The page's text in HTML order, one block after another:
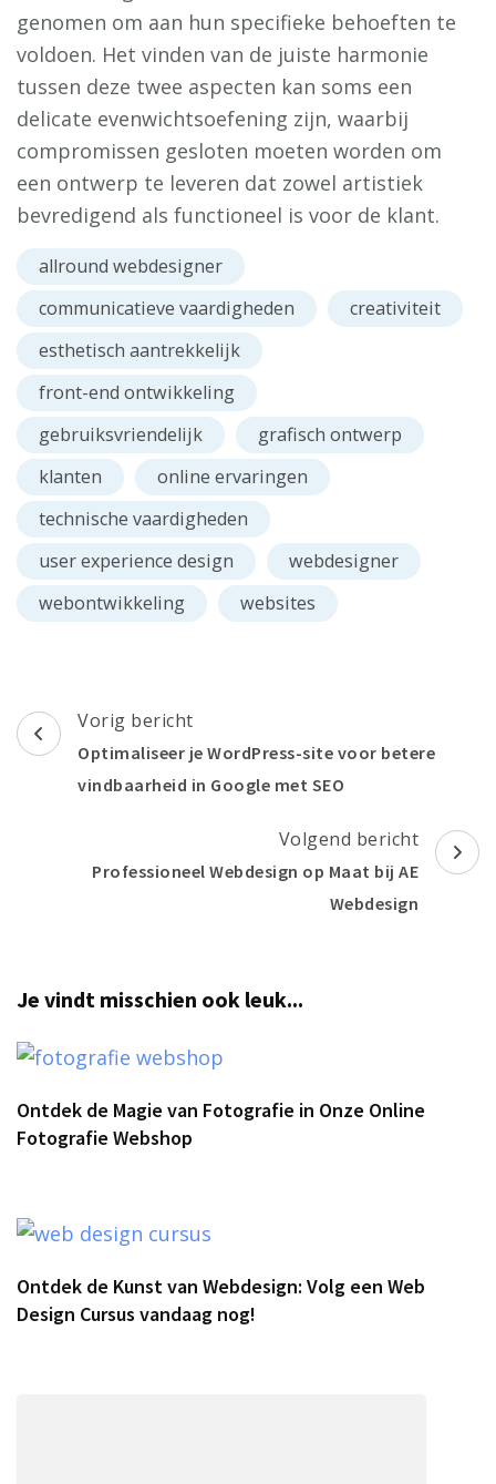
genomen om aan hun specifieke behoeften te
voldoen. Het vinden van de juiste harmonie
tussen deze twee aspecten kan soms een
delicate evenwichtsoefening zijn, waarbij
compromissen gesloten moeten worden om
een ontwerp te leveren dat zowel artistiek
bevredigend als functioneel is voor de klant.
allround webdesigner
communicatieve vaardigheden
creativiteit
esthetisch aantrekkelijk
front-end ontwikkeling
gebruiksvriendelijk
grafisch ontwerp
klanten
online ervaringen
technische vaardigheden
user experience design
webdesigner
webontwikkeling
websites
Berichtnavigatie
Vorig bericht
Optimaliseer je WordPress-site voor betere
vindbaarheid in Google met SEO
Volgend bericht
Professioneel Webdesign op Maat bij AE
Webdesign
Je vindt misschien ook leuk...
Ontdek de Magie van Fotografie in Onze Online
Fotografie Webshop
Ontdek de Kunst van Webdesign: Volg een Web
Design Cursus vandaag nog!